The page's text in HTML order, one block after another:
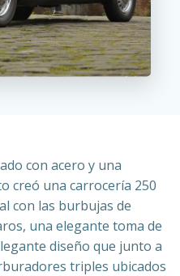
con acero y una
creó una carrocería 250
con las burbujas de
una elegante toma de
diseño que junto a
triples ubicados